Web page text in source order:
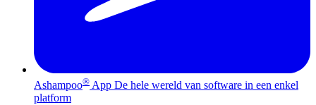
Ashampoo® App De hele wereld van software in een enkel
platform